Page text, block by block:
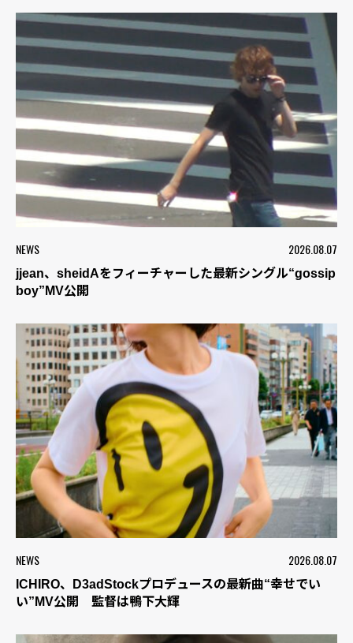
NEWS 2026.08.07
jjean、sheidAをフィーチャーした最新シングル“gossip
boy”MV公開
NEWS 2026.08.07
ICHIRO、D3adStockプロデュースの最新曲“幸せでい
い”MV公開 監督は鴨下大輝